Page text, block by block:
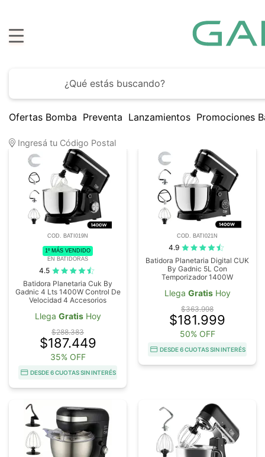
Ofertas Bomba Preventa Lanzamientos Promociones
Ingresá tu Código Postal
6
COD. BATI019N
1º MÁS VENDIDO
EN BATIDORAS
4.5
Batidora Planetaria Cuk By
Gadnic 4 Lts 1400W Control De
Velocidad 4 Accesorios
Llega GratisHoy
$288.383
$187.449
35% OFF
DESDE 6 CUOTAS SIN INTERÉS
COD. BATI021N
4.9
Batidora Planetaria Digital CUK
By Gadnic 5L Con
Temporizador 1400W
Llega GratisHoy
$363.998
$181.999
50% OFF
DESDE 6 CUOTAS SIN INTERÉS